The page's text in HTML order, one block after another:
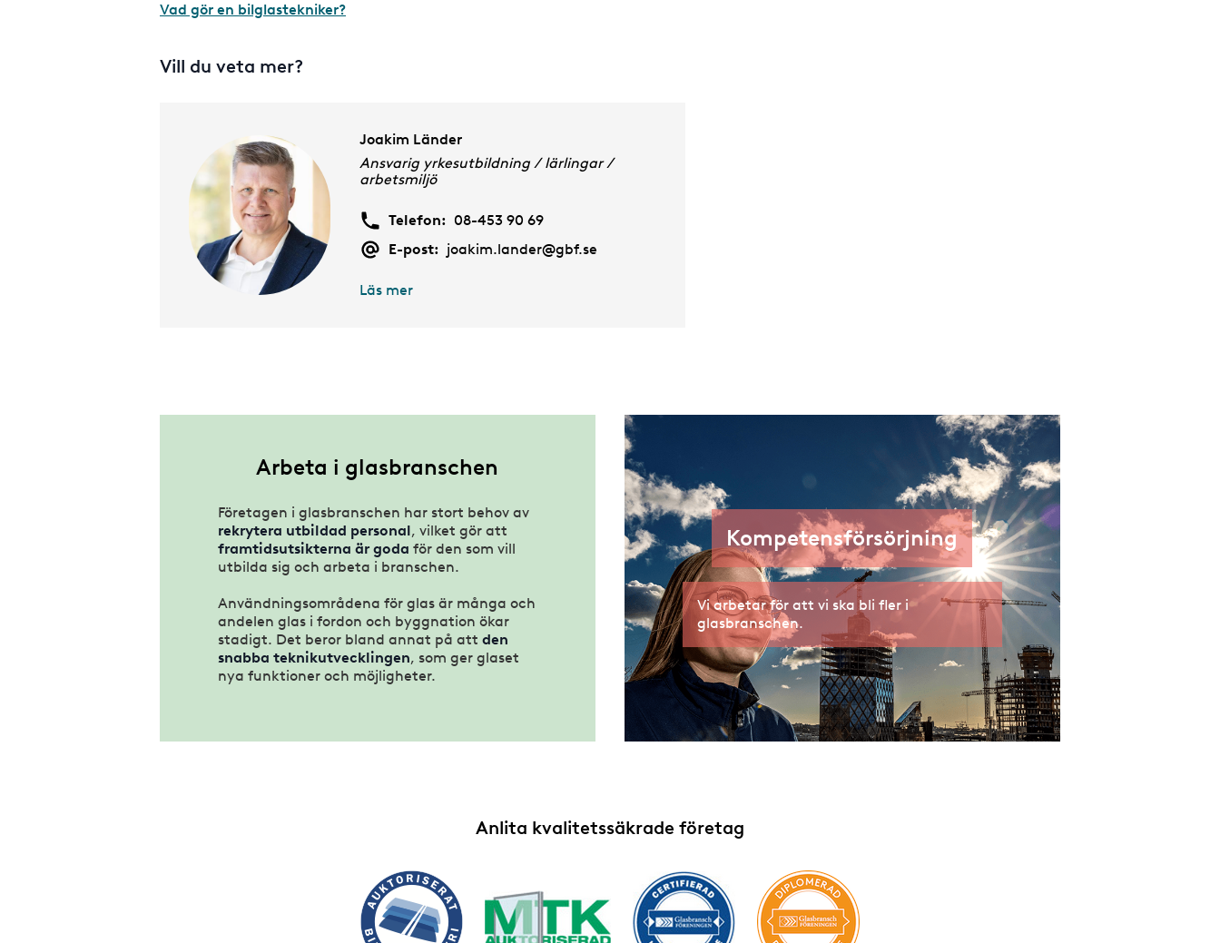
Vad gör en bilglastekniker?
Vill du veta mer?
Joakim Länder
Ansvarig yrkesutbildning / lärlingar /
arbetsmiljö
Telefon: 08-453 90 69
E-post: joakim.lander@gbf.se
Läs mer
Arbeta i glasbranschen
Företagen i glasbranschen har stort behov av
rekrytera utbildad personal, vilket gör att
framtidsutsikterna är goda för den som vill
utbilda sig och arbeta i branschen.
Användningsområdena för glas är många och
andelen glas i fordon och byggnation ökar
stadigt. Det beror bland annat på att den
snabba teknikutvecklingen, som ger glaset
nya funktioner och möjligheter.
Kompetensförsörjning
Vi arbetar för att vi ska bli fler i
glasbranschen.
Anlita kvalitetssäkrade företag